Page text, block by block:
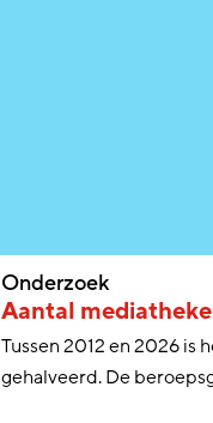
Onderzoek
Aantal
Tussen 2012 en 2026
gehalveerd. De